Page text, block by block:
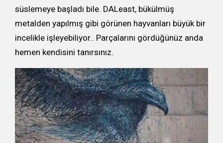
süslemeye başladı bile. DALeast, bükülmüş
metalden yapılmış gibi görünen hayvanları büyük bir
incelikle işleyebiliyor.. Parçalarını gördüğünüz anda
hemen kendisini tanırsınız.